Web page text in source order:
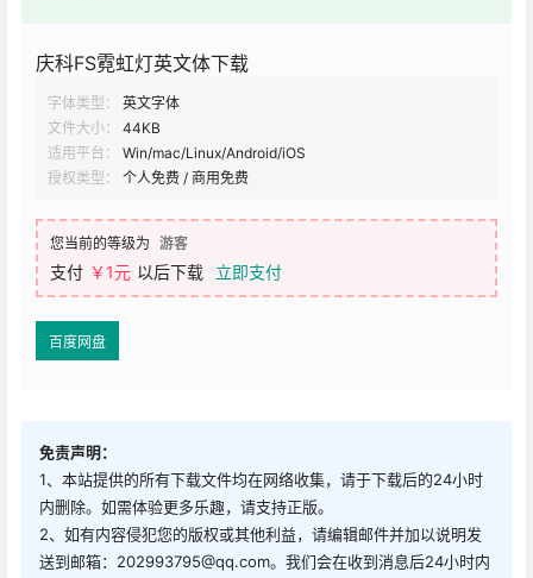
庆科FS霓虹灯英文体下载
字体类型：
英文字体
文件大小：
44KB
适用平台：
Win/mac/Linux/Android/iOS
授权类型：
个人免费 / 商用免费
您当前的等级为 游客
支付 ￥1元 以后下载 立即支付
百度网盘
免责声明：
1、本站提供的所有下载文件均在网络收集，请于下载后的24小时
内删除。如需体验更多乐趣，请支持正版。
2、如有内容侵犯您的版权或其他利益，请编辑邮件并加以说明发
送到邮箱：202993795@qq.com。我们会在收到消息后24小时内